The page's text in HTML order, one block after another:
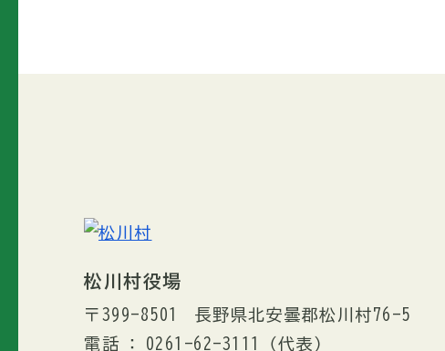
松川村役場
〒399-8501
長野県北安曇郡松川村76-5
電話
0261-62-3111 （代表）